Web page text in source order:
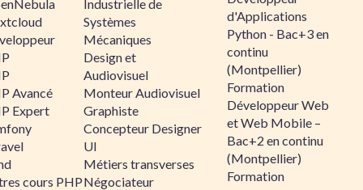
Avancé
Expert
cours PHP
Industrielle de
Systèmes
Mécaniques
Design et
Audiovisuel
Monteur Audiovisuel
Graphiste
Concepteur Designer
UI
Métiers transverses
Négociateur
d'Applications
Python - Bac+3 en
continu
(Montpellier)
Formation
Développeur Web
et Web Mobile –
Bac+2 en continu
(Montpellier)
Formation